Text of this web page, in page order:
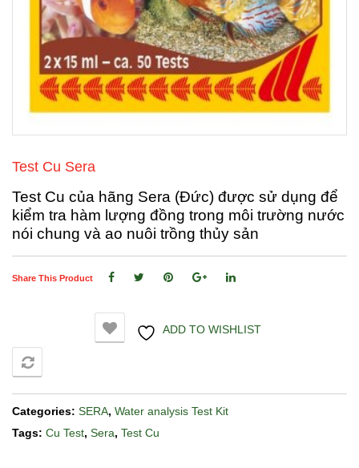
Test Cu Sera
Test Cu của hãng Sera (Đức) được sử dụng để
kiểm tra hàm lượng đồng trong môi trường nước
nói chung và ao nuôi trồng thủy sản
Share This Product
ADD TO WISHLIST
Categories: SERA, Water analysis Test Kit
Tags: Cu Test, Sera, Test Cu